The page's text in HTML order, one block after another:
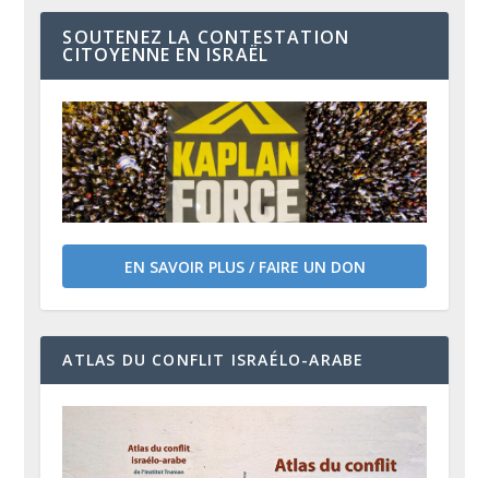
SOUTENEZ LA CONTESTATION
CITOYENNE EN ISRAËL
EN SAVOIR PLUS / FAIRE UN DON
ATLAS DU CONFLIT ISRAÉLO-ARABE